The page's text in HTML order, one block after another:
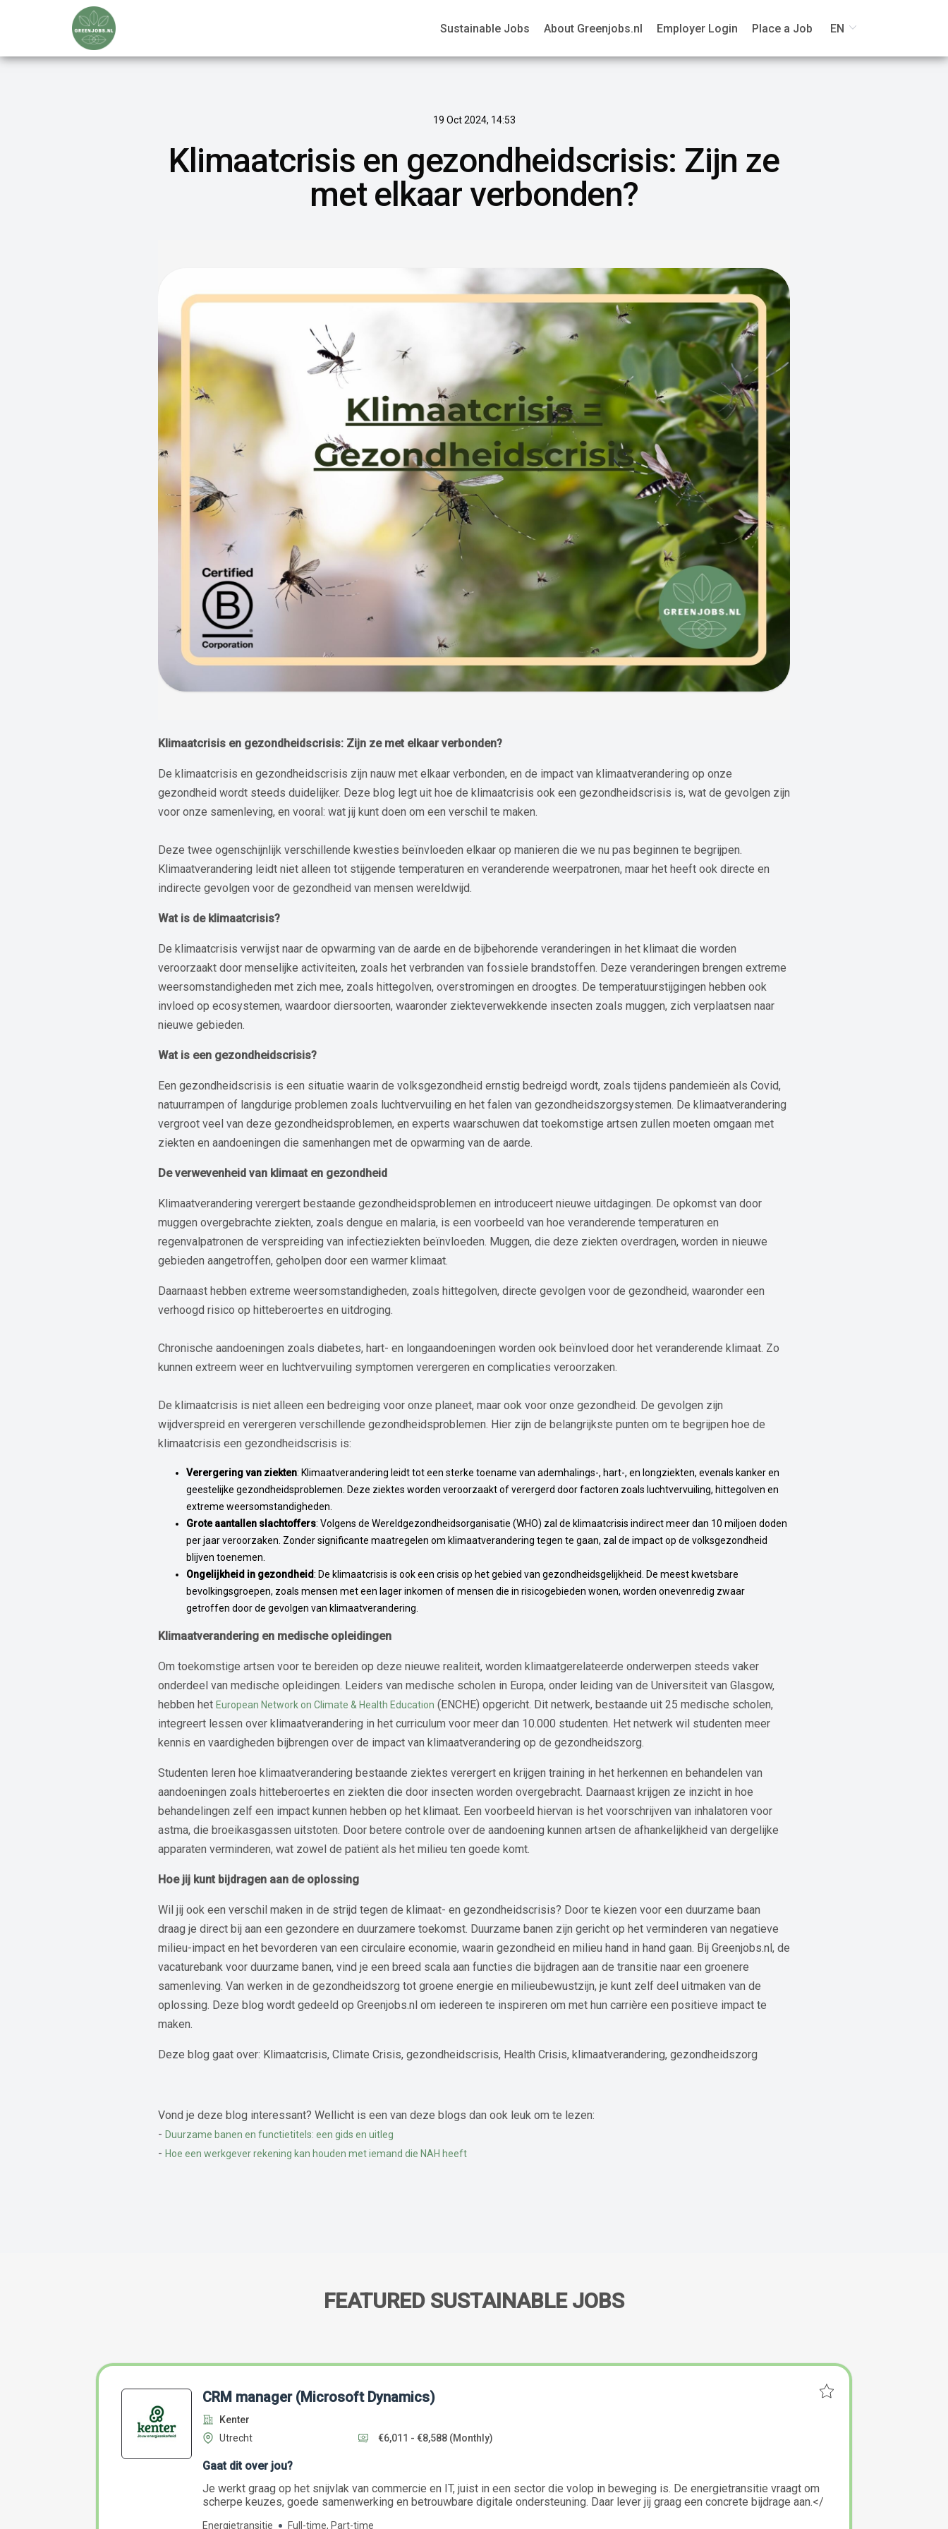
Sustainable Jobs About Greenjobs.nl Employer Login Place a Job EN
19 Oct 2024, 14:53
Klimaatcrisis en gezondheidscrisis: Zijn ze
met elkaar verbonden?
Klimaatcrisis en gezondheidscrisis: Zijn ze met elkaar verbonden?
De klimaatcrisis en gezondheidscrisis zijn nauw met elkaar verbonden, en de impact van klimaatverandering op onze
gezondheid wordt steeds duidelijker. Deze blog legt uit hoe de klimaatcrisis ook een gezondheidscrisis is, wat de gevolgen zijn
voor onze samenleving, en vooral: wat jij kunt doen om een verschil te maken.
Deze twee ogenschijnlijk verschillende kwesties beïnvloeden elkaar op manieren die we nu pas beginnen te begrijpen.
Klimaatverandering leidt niet alleen tot stijgende temperaturen en veranderende weerpatronen, maar het heeft ook directe en
indirecte gevolgen voor de gezondheid van mensen wereldwijd.
Wat is de klimaatcrisis?
De klimaatcrisis verwijst naar de opwarming van de aarde en de bijbehorende veranderingen in het klimaat die worden
veroorzaakt door menselijke activiteiten, zoals het verbranden van fossiele brandstoffen. Deze veranderingen brengen extreme
weersomstandigheden met zich mee, zoals hittegolven, overstromingen en droogtes. De temperatuurstijgingen hebben ook
invloed op ecosystemen, waardoor diersoorten, waaronder ziekteverwekkende insecten zoals muggen, zich verplaatsen naar
nieuwe gebieden.
Wat is een gezondheidscrisis?
Een gezondheidscrisis is een situatie waarin de volksgezondheid ernstig bedreigd wordt, zoals tijdens pandemieën als Covid,
natuurrampen of langdurige problemen zoals luchtvervuiling en het falen van gezondheidszorgsystemen. De klimaatverandering
vergroot veel van deze gezondheidsproblemen, en experts waarschuwen dat toekomstige artsen zullen moeten omgaan met
ziekten en aandoeningen die samenhangen met de opwarming van de aarde.
De verwevenheid van klimaat en gezondheid
Klimaatverandering verergert bestaande gezondheidsproblemen en introduceert nieuwe uitdagingen. De opkomst van door
muggen overgebrachte ziekten, zoals dengue en malaria, is een voorbeeld van hoe veranderende temperaturen en
regenvalpatronen de verspreiding van infectieziekten beïnvloeden. Muggen, die deze ziekten overdragen, worden in nieuwe
gebieden aangetroffen, geholpen door een warmer klimaat.
Daarnaast hebben extreme weersomstandigheden, zoals hittegolven, directe gevolgen voor de gezondheid, waaronder een
verhoogd risico op hitteberoertes en uitdroging.
Chronische aandoeningen zoals diabetes, hart- en longaandoeningen worden ook beïnvloed door het veranderende klimaat. Zo
kunnen extreem weer en luchtvervuiling symptomen verergeren en complicaties veroorzaken.
De klimaatcrisis is niet alleen een bedreiging voor onze planeet, maar ook voor onze gezondheid. De gevolgen zijn
wijdverspreid en verergeren verschillende gezondheidsproblemen. Hier zijn de belangrijkste punten om te begrijpen hoe de
klimaatcrisis een gezondheidscrisis is:
Verergering van ziekten: Klimaatverandering leidt tot een sterke toename van ademhalings-, hart-, en longziekten, evenals kanker en
geestelijke gezondheidsproblemen. Deze ziektes worden veroorzaakt of verergerd door factoren zoals luchtvervuiling, hittegolven en
extreme weersomstandigheden.
Grote aantallen slachtoffers: Volgens de Wereldgezondheidsorganisatie (WHO) zal de klimaatcrisis indirect meer dan 10 miljoen doden
per jaar veroorzaken. Zonder significante maatregelen om klimaatverandering tegen te gaan, zal de impact op de volksgezondheid
blijven toenemen.
Ongelijkheid in gezondheid: De klimaatcrisis is ook een crisis op het gebied van gezondheidsgelijkheid. De meest kwetsbare
bevolkingsgroepen, zoals mensen met een lager inkomen of mensen die in risicogebieden wonen, worden onevenredig zwaar
getroffen door de gevolgen van klimaatverandering.
Klimaatverandering en medische opleidingen
Om toekomstige artsen voor te bereiden op deze nieuwe realiteit, worden klimaatgerelateerde onderwerpen steeds vaker
onderdeel van medische opleidingen. Leiders van medische scholen in Europa, onder leiding van de Universiteit van Glasgow,
hebben het European Network on Climate & Health Education (ENCHE) opgericht. Dit netwerk, bestaande uit 25 medische scholen,
integreert lessen over klimaatverandering in het curriculum voor meer dan 10.000 studenten. Het netwerk wil studenten meer
kennis en vaardigheden bijbrengen over de impact van klimaatverandering op de gezondheidszorg.
Studenten leren hoe klimaatverandering bestaande ziektes verergert en krijgen training in het herkennen en behandelen van
aandoeningen zoals hitteberoertes en ziekten die door insecten worden overgebracht. Daarnaast krijgen ze inzicht in hoe
behandelingen zelf een impact kunnen hebben op het klimaat. Een voorbeeld hiervan is het voorschrijven van inhalatoren voor
astma, die broeikasgassen uitstoten. Door betere controle over de aandoening kunnen artsen de afhankelijkheid van dergelijke
apparaten verminderen, wat zowel de patiënt als het milieu ten goede komt.
Hoe jij kunt bijdragen aan de oplossing
Wil jij ook een verschil maken in de strijd tegen de klimaat- en gezondheidscrisis? Door te kiezen voor een duurzame baan
draag je direct bij aan een gezondere en duurzamere toekomst. Duurzame banen zijn gericht op het verminderen van negatieve
milieu-impact en het bevorderen van een circulaire economie, waarin gezondheid en milieu hand in hand gaan. Bij Greenjobs.nl, de
vacaturebank voor duurzame banen, vind je een breed scala aan functies die bijdragen aan de transitie naar een groenere
samenleving. Van werken in de gezondheidszorg tot groene energie en milieubewustzijn, je kunt zelf deel uitmaken van de
oplossing. Deze blog wordt gedeeld op Greenjobs.nl om iedereen te inspireren om met hun carrière een positieve impact te
maken.
Deze blog gaat over: Klimaatcrisis, Climate Crisis, gezondheidscrisis, Health Crisis, klimaatverandering, gezondheidszorg
Vond je deze blog interessant? Wellicht is een van deze blogs dan ook leuk om te lezen:
- Duurzame banen en functietitels: een gids en uitleg
- Hoe een werkgever rekening kan houden met iemand die NAH heeft
FEATURED SUSTAINABLE JOBS
CRM manager (Microsoft Dynamics)
Kenter
Utrecht
€6,011 - €8,588 (Monthly)
Gaat dit over jou?
Je werkt graag op het snijvlak van commercie en IT, juist in een sector die volop in beweging is. De energietransitie vraagt om
scherpe keuzes, goede samenwerking en betrouwbare digitale ondersteuning. Daar lever jij graag een concrete bijdrage aan.</
Energietransitie Full-time, Part-time